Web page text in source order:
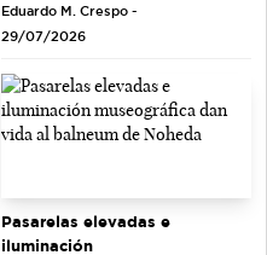
Eduardo M. Crespo -
29/07/2026
Pasarelas elevadas e
iluminación